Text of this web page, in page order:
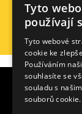
Tyto
používají
Tyto webové
cookie ke
Používáním
souhlasíte se
souladu s
souborů cookie.